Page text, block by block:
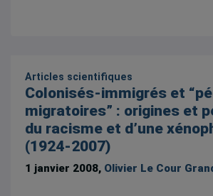
Articles scientifiques
Colonisés-immigrés et
migratoires” : origines et
du racisme et d’une
(1924-2007)
1 janvier 2008, Olivier Le Cour